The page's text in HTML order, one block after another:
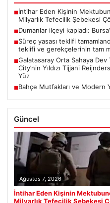
■İntihar Eden Kişinin
Milyarlık Tefecilik Şebekesi
■Dumanlar ilçeyi kapladı:
■Süreç yasası teklifi
teklifi ve gerekçelerinin tam
■Galatasaray Orta Sahaya
City’nin Yıldızı Tijjani
Yüz
■Bahçe Mutfakları ve Modern
Güncel
Ağustos 7, 2026
İntihar Eden Kişinin
Milyarlık Tefecilik Şebekesi